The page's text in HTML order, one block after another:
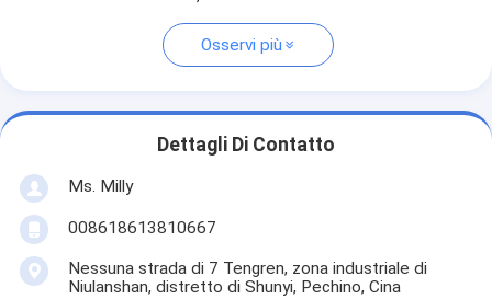
Osservi più
Dettagli Di Contatto
Ms. Milly
008618613810667
Nessuna strada di 7 Tengren, zona industriale di
Niulanshan, distretto di Shunyi, Pechino, Cina